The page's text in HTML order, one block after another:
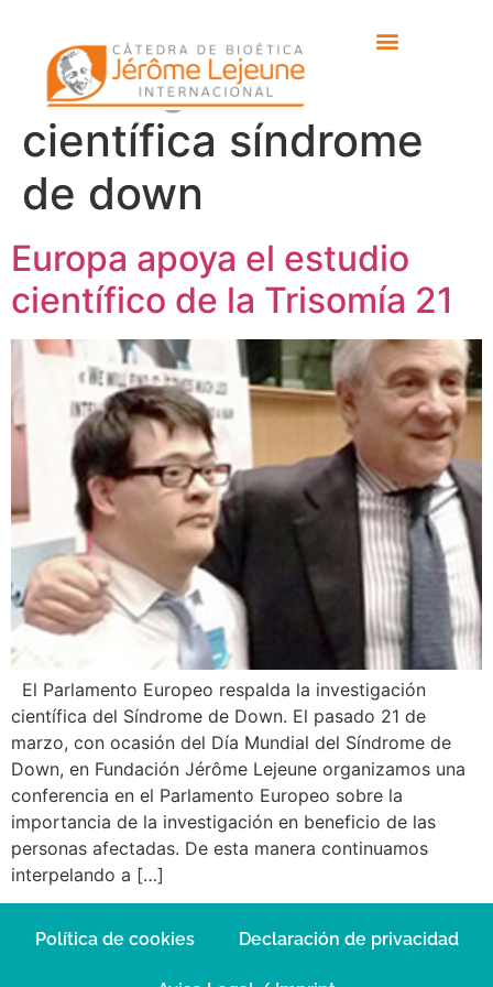
Etiqueta:
investigación
científica síndrome
de down
Europa apoya el estudio
científico de la Trisomía 21
El Parlamento Europeo respalda la investigación
científica del Síndrome de Down. El pasado 21 de
marzo, con ocasión del Día Mundial del Síndrome de
Down, en Fundación Jérôme Lejeune organizamos una
conferencia en el Parlamento Europeo sobre la
importancia de la investigación en beneficio de las
personas afectadas. De esta manera continuamos
interpelando a […]
Política de cookies Declaración de privacidad